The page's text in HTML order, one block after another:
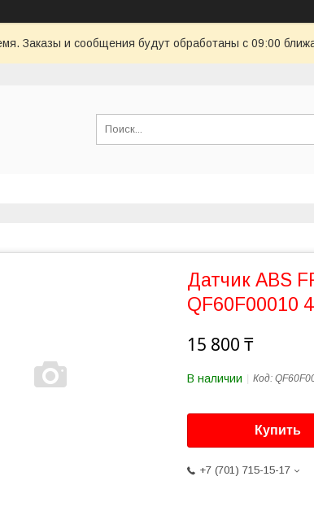
Заказы и сообщения будут обработаны с 09:00
Датчик ABS
QF60F00010
15 800 ₸
В наличии Код:
Купить
+7 (701) 715-15-17